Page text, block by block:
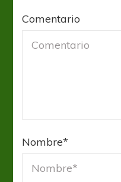
Comentario
Nombre*